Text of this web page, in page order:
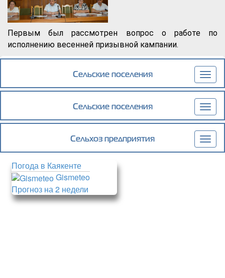
Первым был рассмотрен вопрос о работе по
исполнению весенней призывной кампании.
Подробнеео Еженедельное аппаратное совещание
сегодня началось с рассмотрения текущих
Сельские поселения
Сельские поселения
Сельхоз предприятия
Погода в Каякенте
Gismeteo
Прогноз на 2 недели